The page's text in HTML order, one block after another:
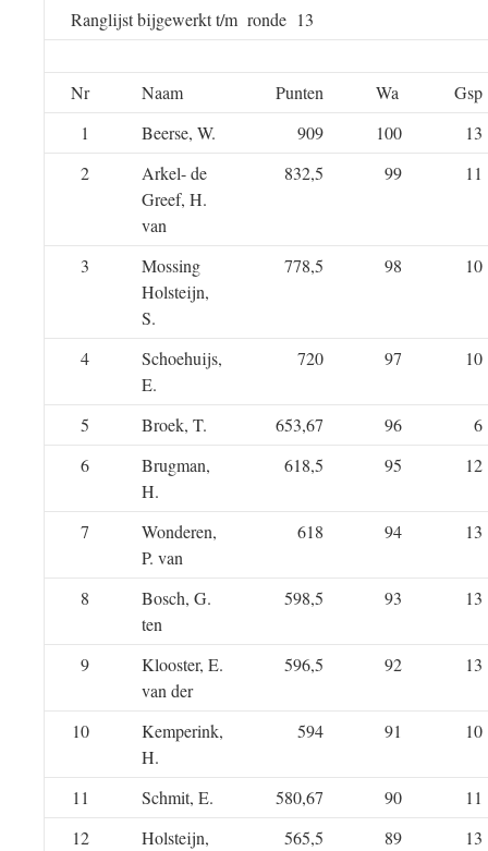
Ranglijst bijgewerkt t/m ronde 13
Nr Naam Punten Wa
Gsp
1
Beerse, W. 909 100
13
2
Arkel- de
Greef, H.
van
832,5 99 11
3
Mossing
Holsteijn,
S.
778,5 98 10
4
Schoehuijs,
E.
720 97 10
5 Broek, T. 653,67 96
6
6
Brugman,
H.
618,5 95 12
7
Wonderen,
P. van
618 94 13
8
Bosch, G.
ten
598,5 93 13
9
Klooster, E.
van der
596,5 92 13
10
Kemperink,
H.
594 91 10
11 Schmit, E. 580,67 90
11
12
Holsteijn,
565,5 89 13